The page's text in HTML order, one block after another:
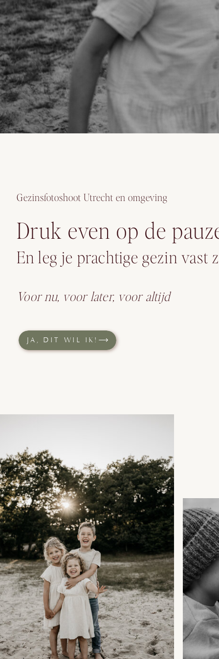
Gezinsfotoshoot Utrecht en omgeving
En leg je prachtige gezin vast
Druk even op de
Voor nu, voor later, voor altijd
JA, DIT WIL IK!